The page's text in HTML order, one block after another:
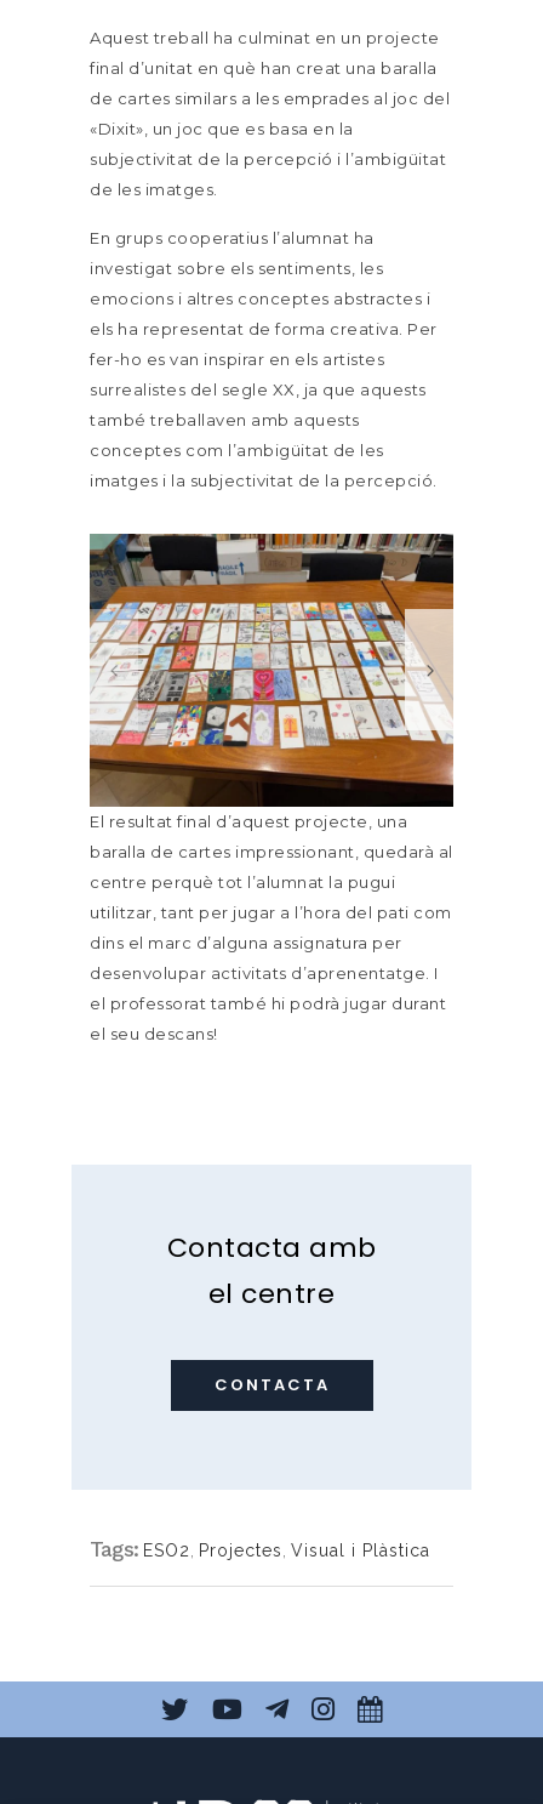
Aquest treball ha culminat en un projecte
final d’unitat en què han creat una baralla
de cartes similars a les emprades al joc del
«Dixit», un joc que es basa en la
subjectivitat de la percepció i l’ambigüitat
de les imatges.
En grups cooperatius l’alumnat ha
investigat sobre els sentiments, les
emocions i altres conceptes abstractes i
els ha representat de forma creativa. Per
fer-ho es van inspirar en els artistes
surrealistes del segle XX, ja que aquests
també treballaven amb aquests
conceptes com l’ambigüitat de les
imatges i la subjectivitat de la percepció.
El resultat final d’aquest projecte, una
baralla de cartes impressionant, quedarà al
centre perquè tot l’alumnat la pugui
utilitzar, tant per jugar a l’hora del pati com
dins el marc d’alguna assignatura per
desenvolupar activitats d’aprenentatge. I
el professorat també hi podrà jugar durant
el seu descans!
Contacta amb
el centre
CONTACTA
Tags: ESO2 Projectes Visual i Plàstica